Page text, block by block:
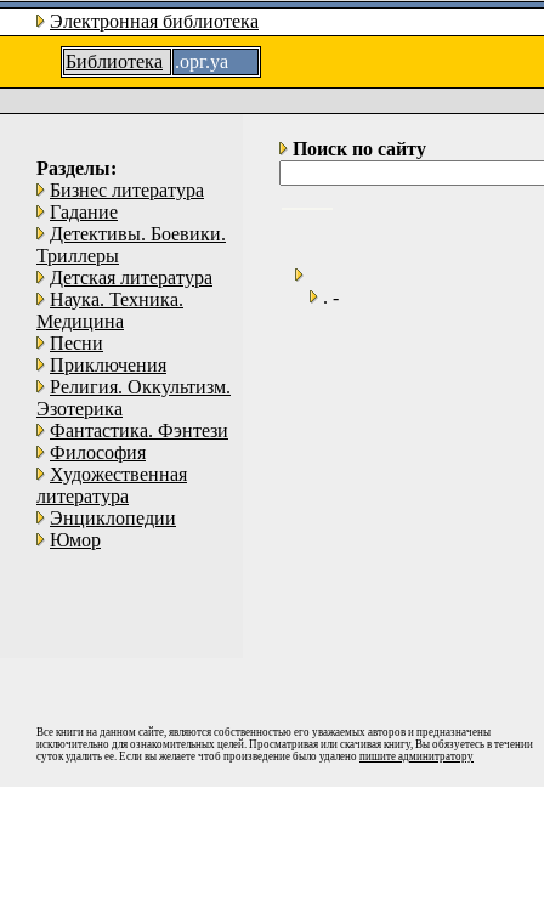
Электронная библиотека
Библиотека
.орг.уа
Разделы:
Бизнес литература
Гадание
Детективы. Боевики.
Триллеры
Детская литература
Наука. Техника.
Медицина
Песни
Приключения
Религия. Оккультизм.
Эзотерика
Фантастика. Фэнтези
Философия
Художественная
литература
Энциклопедии
Юмор
Поиск по сайту
. -
Все книги на данном сайте, являются собственностью его уважаемых авторов и предназначены
исключительно для ознакомительных целей. Просматривая или скачивая книгу, Вы обязуетесь в течении
суток удалить ее. Если вы желаете чтоб произведение было удалено пишите админитратору